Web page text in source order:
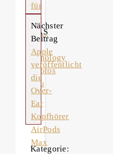
für
die
NAS
–
Synology
Photos
neu
Nächster
Beitrag
Apple
veröffentlicht
die
Over-
Ear
Kopfhörer
AirPods
Max
Kategorie: